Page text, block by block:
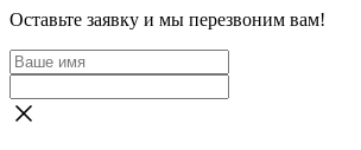
Оставьте заявку и мы перезвоним вам!